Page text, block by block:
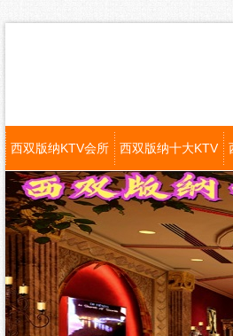
西双版纳KTV会所 西双版纳十大KTV